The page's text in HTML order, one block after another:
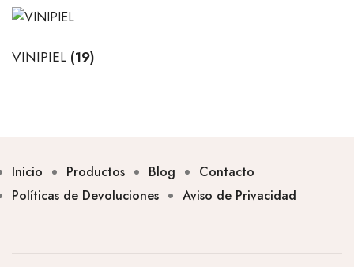
VINIPIEL (19)
Inicio Productos Blog
Contacto
Políticas de Devoluciones
Aviso de Privacidad